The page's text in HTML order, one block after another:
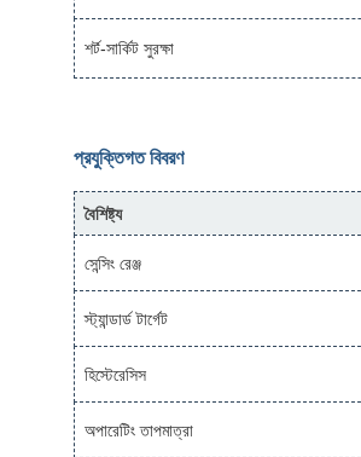
শর্ট-সার্কিট সুরক্ষা
প্রযুক্তিগত বিবরণ
বৈশিষ্ট্য
সেন্সিং রেঞ্জ
স্ট্যান্ডার্ড টার্গেট
হিস্টেরেসিস
অপারেটিং তাপমাত্রা